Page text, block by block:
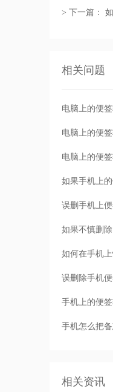
> 下一篇：
相关问题
电脑上的便
误删手机上
如何在手机
手机上的便
手机怎么把
相关资讯